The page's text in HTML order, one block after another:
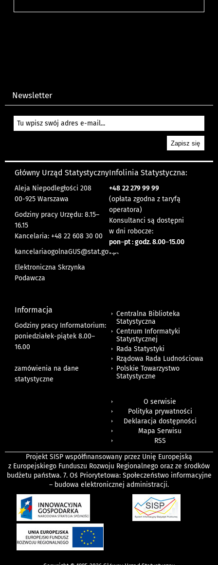
Newsletter
Główny Urząd Statystyczny
Aleja Niepodległości 208
00-925 Warszawa
Godziny pracy Urzędu: 8.15–
16.15
Kancelaria: +48 22 608 30 00
kancelariaogolnaGUS@stat.gov.pl
Elektroniczna Skrzynka
Podawcza
Infolinia Statystyczna:
+48 22 279 99 99
(opłata zgodna z taryfą
operatora)
Konsultanci są dostępni
w dni robocze:
pon–pt : godz. 8.00–15.00
Informacja
Godziny pracy Informatorium:
poniedziałek-piątek 8.00–
16.00
zamówienia na dane
statystyczne
Centralna Biblioteka
Statystyczna
Centrum Informatyki
Statystycznej
Rada Statystyki
Rządowa Rada Ludnościowa
Polskie Towarzystwo
Statystyczne
O serwisie
Polityka prywatności
Deklaracja dostępności
Mapa Serwisu
RSS
Projekt SISP współfinansowany przez Unię Europejską
z Europejskiego Funduszu Rozwoju Regionalnego oraz ze środków
budżetu państwa. 7. Oś Priorytetowa: Społeczeństwo informacyjne
– budowa elektronicznej administracji.